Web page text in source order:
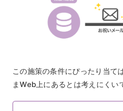
この施策の条件にぴったり当て
まWeb上にあるとは考えにくい